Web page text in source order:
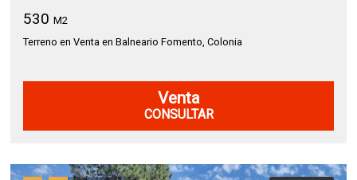
530 M2
Terreno en Venta en Balneario Fomento, Colonia
Venta
CONSULTAR